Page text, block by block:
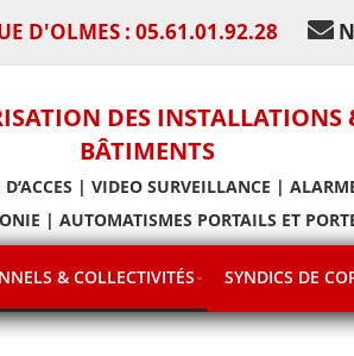
D'OLMES : 05.61.01.92.28
DES INSTALLATIONS
BÂTIMENTS
D’ACCES | VIDEO SURVEILLANCE |
| AUTOMATISMES PORTAILS ET
& COLLECTIVITÉS SYNDICS DE